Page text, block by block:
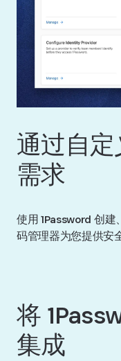
通过自
需求
使用 1Password 创
码管理器为您提供安
将
集成